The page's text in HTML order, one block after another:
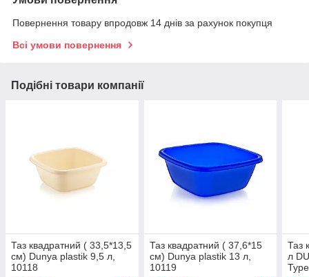
Повернення товару впродовж 14 днів за рахунок покупця
Всі умови повернення
Подібні товари компанії
Таз квадратний ( 33,5*13,5
см) Dunya plastik 9,5 л,
10118
Таз квадратний ( 37,6*15
см) Dunya plastik 13 л,
10119
Таз
л